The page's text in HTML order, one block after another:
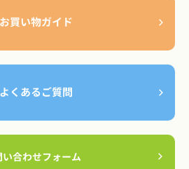
お買い物ガイド
よくあるご質問
い合わせフォーム